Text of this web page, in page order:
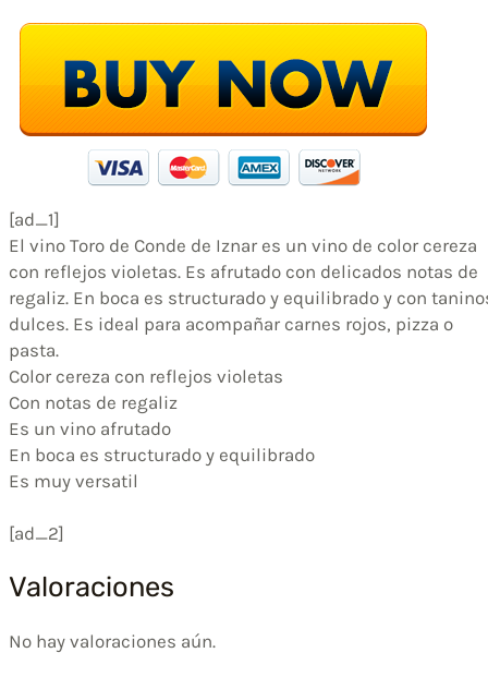
[ad_1]
El vino Toro de Conde de Iznar es un vino de color cereza
con reflejos violetas. Es afrutado con delicados notas de
regaliz. En boca es structurado y equilibrado y con
dulces. Es ideal para acompañar carnes rojos, pizza o
pasta.
Color cereza con reflejos violetas
Con notas de regaliz
Es un vino afrutado
En boca es structurado y equilibrado
Es muy versatil
[ad_2]
Valoraciones
No hay valoraciones aún.